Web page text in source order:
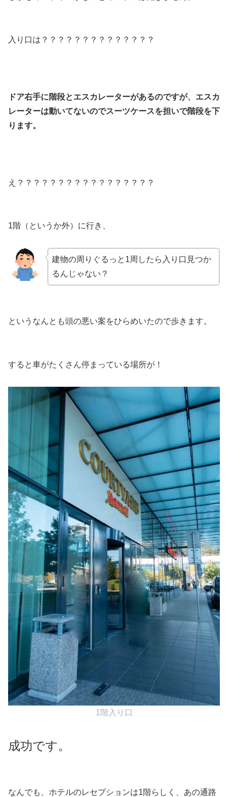
入り口は？？？？？？？？？？？？？？
ドア右手に階段とエスカレーターがあるのですが、エスカ
レーターは動いてないのでスーツケースを担いで階段を下
ります。
え？？？？？？？？？？？？？？？？？
1階（というか外）に行き、
建物の周りぐるっと1周したら入り口見つか
るんじゃない？
というなんとも頭の悪い案をひらめいたので歩きます。
すると車がたくさん停まっている場所が！
1階入り口
成功です。
なんでも、ホテルのレセプションは1階らしく、あの通路